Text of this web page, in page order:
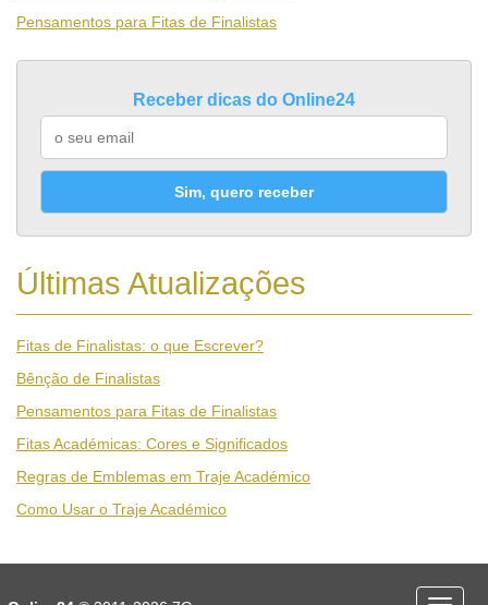
Pensamentos para Fitas de Finalistas
Receber dicas do Online24
Sim, quero receber
Últimas Atualizações
Fitas de Finalistas: o que Escrever?
Bênção de Finalistas
Pensamentos para Fitas de Finalistas
Fitas Académicas: Cores e Significados
Regras de Emblemas em Traje Académico
Como Usar o Traje Académico